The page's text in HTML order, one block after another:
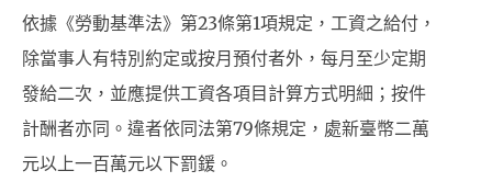
依據《勞動基準法》第23條第1項規定，工資之給付，
除當事人有特別約定或按月預付者外，每月至少定期
發給二次，並應提供工資各項目計算方式明細；按件
計酬者亦同。違者依同法第79條規定，處新臺幣二萬
元以上一百萬元以下罰鍰。